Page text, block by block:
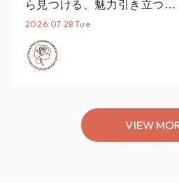
ら見つける、魅力引き立つス
タイリング♡
2026.07.28 Tue
VIEW